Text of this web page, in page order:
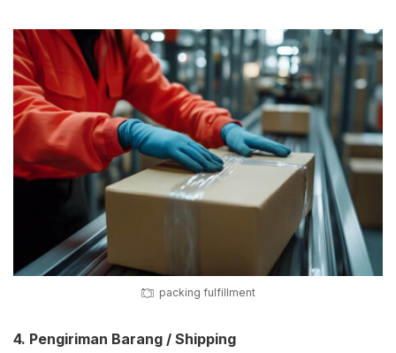
packing fulfillment
4. Pengiriman Barang / Shipping